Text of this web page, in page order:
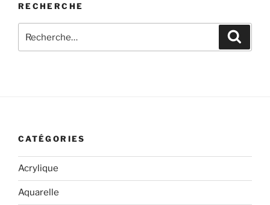
RECHERCHE
pour
CATÉGORIES
Acrylique
Aquarelle